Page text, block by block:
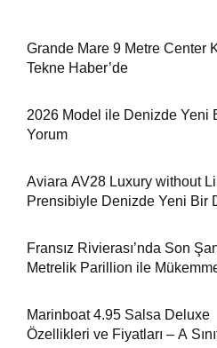
Grande Mare 9 Metre Center
Tekne Haber’de
2026 Model ile Denizde Yeni
Yorum
Aviara AV28 Luxury without
Prensibiyle Denizde Yeni Bir
Fransız Rivierası’nda Son
Metrelik Parillion ile
Marinboat 4.95 Salsa Deluxe
Özellikleri ve Fiyatları – A